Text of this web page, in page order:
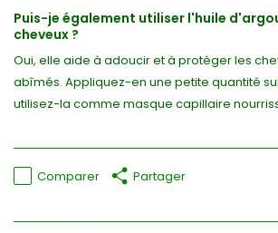
Puis-je également utiliser l'huile
cheveux ?
Oui, elle aide à adoucir et à protéger les
abîmés. Appliquez-en une petite quantité
utilisez-la comme masque capillaire
Comparer Partager